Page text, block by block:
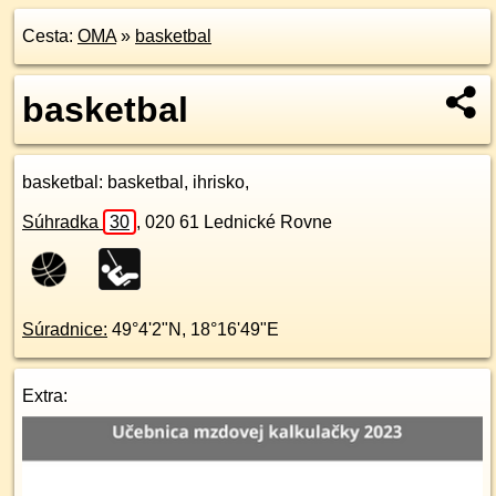
Cesta: OMA» basketbal
basketbal
basketbal : basketbal, ihrisko,
Súhradka 30 , 020 61 Lednické Rovne
Súradnice: 49°4'2"N , 18°16'49"E
Extra: